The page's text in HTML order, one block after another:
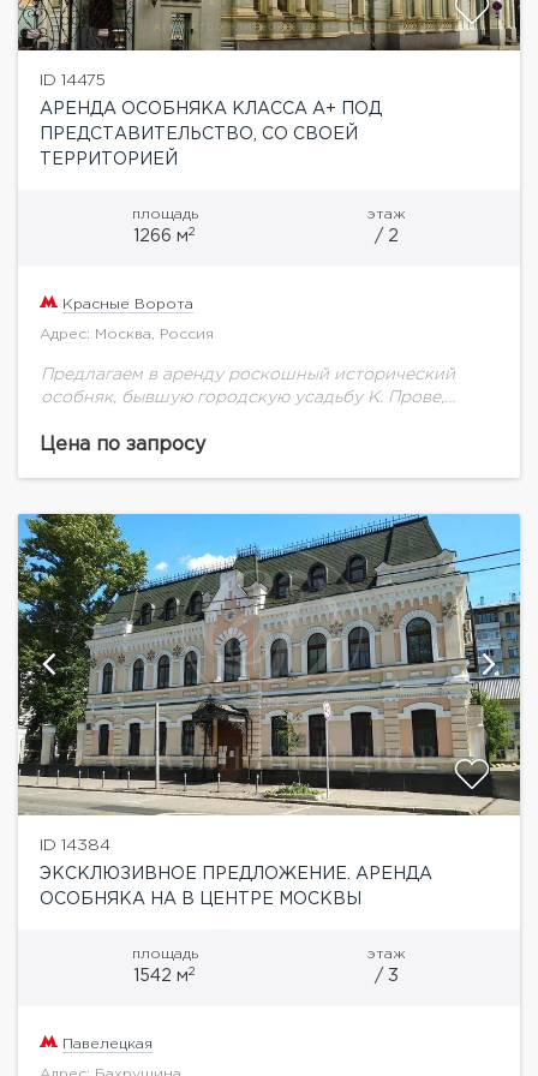
ID 14475
АРЕНДА ОСОБНЯКА КЛАССА А+ ПОД
ПРЕДСТАВИТЕЛЬСТВО, СО СВОЕЙ
ТЕРРИТОРИЕЙ
площадь
1266 м2
этаж
/ 2
Красные Ворота
Адрес: Москва, Россия
Предлагаем в аренду роскошный исторический
особняк, бывшую городскую усадьбу К. Прове,
стиле. Комплексная реконструкция проведена в
Цена по запросу
ID 14384
ЭКСКЛЮЗИВНОЕ ПРЕДЛОЖЕНИЕ. АРЕНДА
ОСОБНЯКА НА В ЦЕНТРЕ МОСКВЫ
площадь
1542 м2
этаж
/ 3
Павелецкая